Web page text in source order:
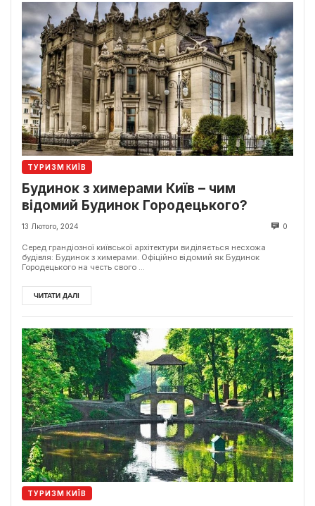
ТУРИЗМ КИЇВ
Будинок з химерами Київ – чим
відомий Будинок Городецького?
13 Лютого, 2024 0
Серед грандіозної київської архітектури виділяється несхожа
будівля: Будинок з химерами. Офіційно відомий як Будинок
Городецького на честь свого ...
ЧИТАТИ ДАЛІ
ТУРИЗМ КИЇВ